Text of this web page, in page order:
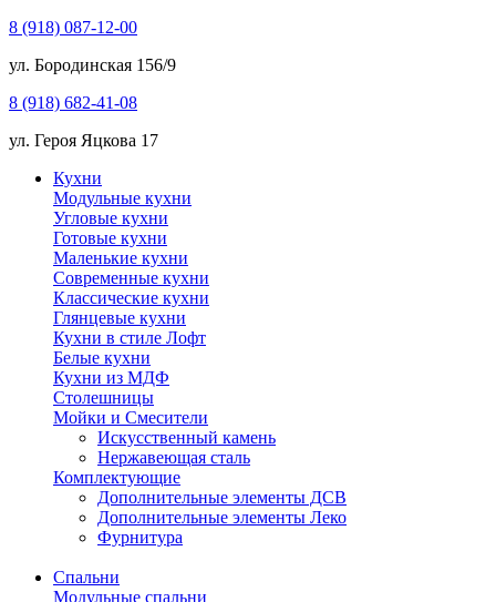
8 (918) 087-12-00
ул. Бородинская 156/9
8 (918) 682-41-08
ул. Героя Яцкова 17
Кухни
Модульные кухни
Угловые кухни
Готовые кухни
Маленькие кухни
Современные кухни
Классические кухни
Глянцевые кухни
Кухни в стиле Лофт
Белые кухни
Кухни из МДФ
Столешницы
Мойки и Смесители
Искусственный камень
Нержавеющая сталь
Комплектующие
Дополнительные элементы ДСВ
Дополнительные элементы Леко
Фурнитура
Спальни
Модульные спальни